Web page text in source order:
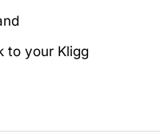
to your Kligg